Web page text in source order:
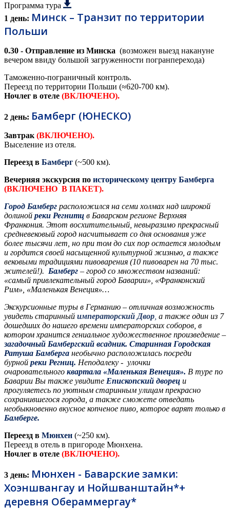
Программа тура
1 день: Минск – Транзит по территории
Польши
0.30 - Отправление из Минска (возможен выезд накануне
вечером ввиду большой загруженности погранперехода)
Таможенно-пограничный контроль.
Переезд по территории Польши (≈620-700 км).
Ночлег в отеле (ВКЛЮЧЕНО).
2 день: Бамберг (ЮНЕСКО)
Завтрак (ВКЛЮЧЕНО).
Выселение из отеля.
Переезд в Бамберг (~500 км).
Вечерняя экскурсия по историческому центру Бамберга
(ВКЛЮЧЕНО В ПАКЕТ).
Город Бамберг расположился на семи холмах над широкой
долиной реки Регнитц в Баварском регионе Верхняя
Франкония. Этот восхитительный, невыразимо прекрасный
средневековый город насчитывает со дня основания уже
более тысячи лет, но при том до сих пор остается молодым
и гордится своей насыщенной культурной жизнью, а также
вековыми традициями пивоварения (10 пивоварен на 70 тыс.
жителей!). Бамберг – город со множеством названий:
«самый привлекательный город Баварии», «Франконский
Рим», «Маленькая Венеция»…
Экскурсионные туры в Германию – отличная возможность
увидеть старинный императорский Двор а также один из 7
дошедших до нашего времени императорских соборов, в
котором хранится гениальное художественное произведение –
загадочный Бамбергский всадник. Старинная Городская
Ратуша Бамберга необычно расположилась посреди
бурной реки Регниц. Неподалеку - улочки
очаровательного квартала «Маленькая Венеция». В туре по
Баварии Вы также увидите Епископский дворец и
прогуляетесь по уютным старинным улицам прекрасно
сохранившегося города, а также сможете отведать
необыкновенно вкусное копченое пиво, которое варят только в
Бамберге.
Переезд в Мюнхен (~250 км).
Переезд в отель в пригороде Мюнхена.
Ночлег в отеле (ВКЛЮЧЕНО).
3 день: Мюнхен - Баварские замки:
Хоэншвангау и Нойшванштайн*+
деревня Обераммергау*